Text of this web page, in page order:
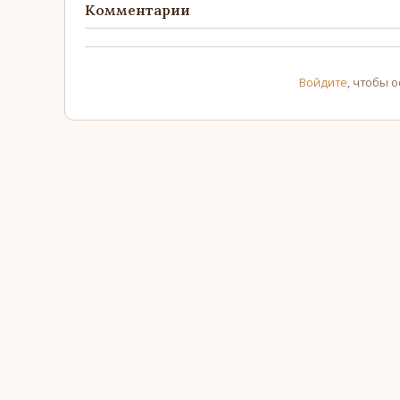
Комментарии
Войдите, чтобы